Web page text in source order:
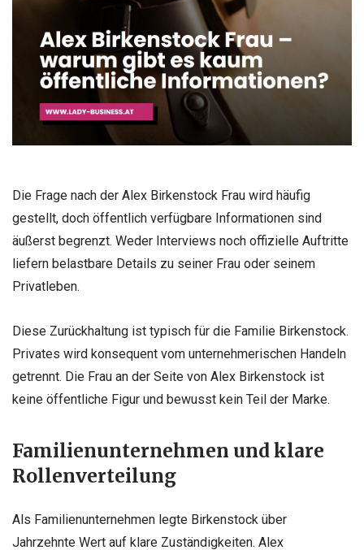
Die Frage nach der Alex Birkenstock Frau wird häufig
gestellt, doch öffentlich verfügbare Informationen sind
äußerst begrenzt. Weder Interviews noch offizielle Auftritte
liefern belastbare Details zu seiner Frau oder seinem
Privatleben.
Diese Zurückhaltung ist typisch für die Familie Birkenstock.
Privates wird konsequent vom unternehmerischen Handeln
getrennt. Die Frau an der Seite von Alex Birkenstock ist
keine öffentliche Figur und bewusst kein Teil der Marke.
Familienunternehmen und klare
Rollenverteilung
Als Familienunternehmen legte Birkenstock über
Jahrzehnte Wert auf klare Zuständigkeiten. Alex